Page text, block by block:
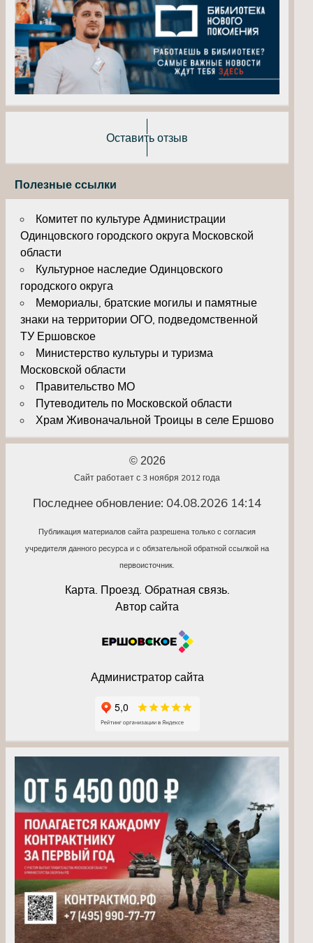
Оставить отзыв
Полезные ссылки
Комитет по культуре Администрации
Одинцовского городского округа Московской
области
Культурное наследие Одинцовского
городского округа
Мемориалы, братские могилы и памятные
знаки на территории ОГО, подведомственной
ТУ Ершовское
Министерство культуры и туризма
Московской области
Правительство МО
Путеводитель по Московской области
Храм Живоначальной Троицы в селе Ершово
© 2026
Сайт работает с 3 ноября 2012 года
Последнее обновление: 04.08.2026 14:14
Публикация материалов сайта разрешена только с согласия
учредителя данного ресурса и с обязательной обратной ссылкой на
первоисточник.
Карта. Проезд. Обратная связь.
Автор сайта
Администратор сайта